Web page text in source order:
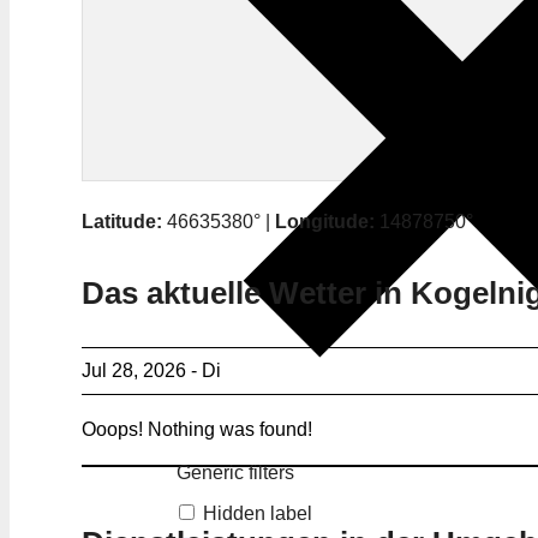
Generic filters
Hidden label
Latitude: 46635380° | Longitude: 14878750°
Das aktuelle Wetter in
Jul 28, 2026 - Di
Ooops! Nothing was found!